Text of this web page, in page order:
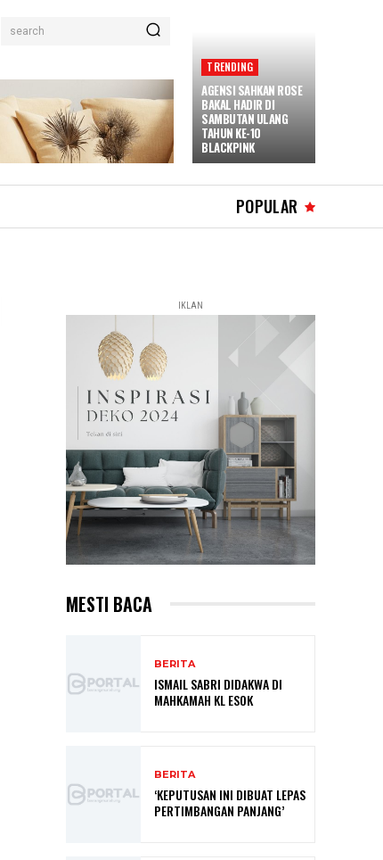
search
TRENDING
AGENSI SAHKAN ROSE
BAKAL HADIR DI
SAMBUTAN ULANG
TAHUN KE-10
BLACKPINK
POPULAR
IKLAN
MESTI BACA
BERITA
ISMAIL SABRI DIDAKWA DI
MAHKAMAH KL ESOK
BERITA
‘KEPUTUSAN INI DIBUAT LEPAS
PERTIMBANGAN PANJANG’